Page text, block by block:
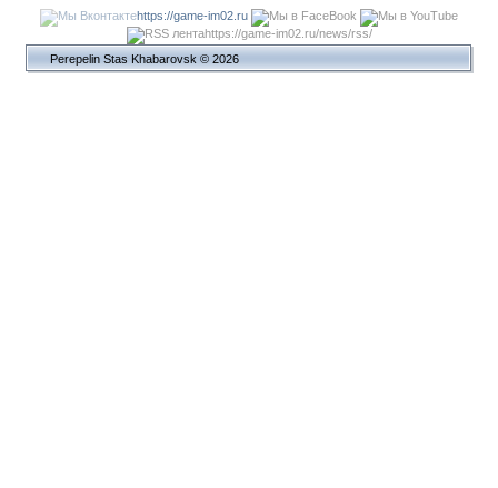
https://game-im02.ru
https://game-im02.ru/news/rss/
Perepelin Stas Khabarovsk © 2026